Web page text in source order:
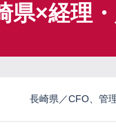
県×経理
長崎県／CFO、管